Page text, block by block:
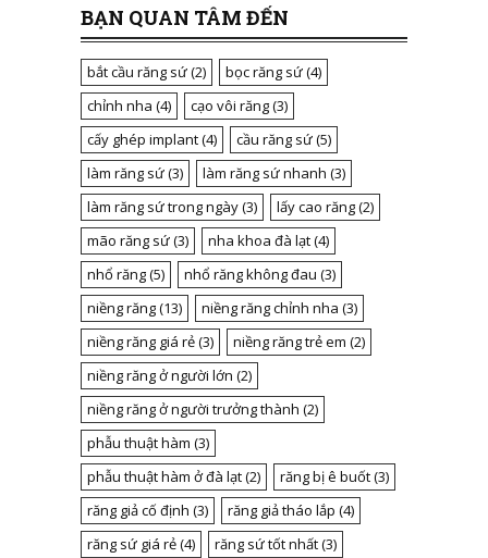
BẠN QUAN TÂM ĐẾN
bắt cầu răng sứ(2) bọc răng sứ(4)
chỉnh nha (4) cạo vôi răng(3)
cấy ghép implant(4) cầu răng sứ(5)
làm răng sứ(3) làm răng sứ nhanh (3)
làm răng sứ trong ngày(3) lấy cao răng(2)
mão răng sứ(3) nha khoa đà lạt(4)
nhổ răng(5) nhổ răng không đau (3)
niềng răng(13) niềng răng chỉnh nha (3)
niềng răng giá rẻ(3) niềng răng trẻ em (2)
niềng răng ở người lớn (2)
niềng răng ở người trưởng thành (2)
phẫu thuật hàm (3)
phẫu thuật hàm ở đà lạt(2) răng bị ê buốt(3)
răng giả cố định (3) răng giả tháo lắp (4)
răng sứ giá rẻ(4) răng sứ tốt nhất(3)